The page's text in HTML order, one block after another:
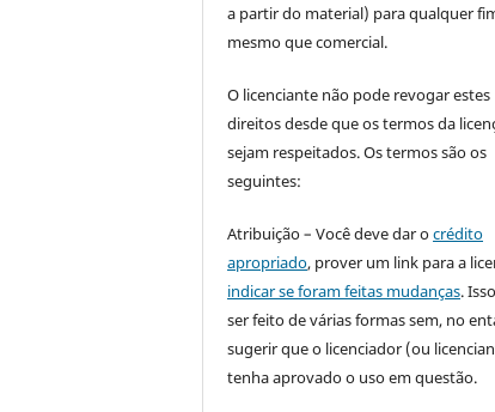
a partir do material) para qualquer
mesmo que comercial.
O licenciante não pode revogar estes
direitos desde que os termos da
sejam respeitados. Os termos são os
seguintes:
Atribuição – Você deve dar ocrédito
apropriado, prover um link para a
indicar se foram feitas mudanças.
ser feito de várias formas sem, no
sugerir que o licenciador (ou
tenha aprovado o uso em questão.